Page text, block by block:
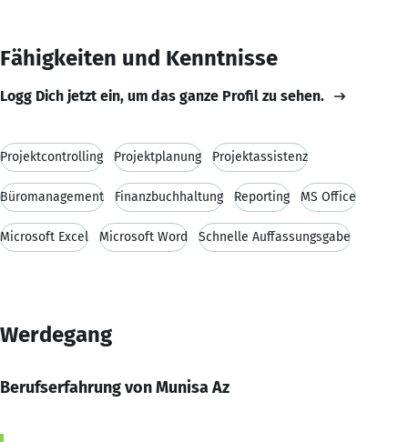
Fähigkeiten und Kenntnisse
Logg Dich jetzt ein, um das ganze Profil zu sehen.
Projektcontrolling Projektplanung Projektassistenz
Büromanagement Finanzbuchhaltung Reporting MS Office
Microsoft Excel Microsoft Word Schnelle Auffassungsgabe
Werdegang
Berufserfahrung von Munisa Az